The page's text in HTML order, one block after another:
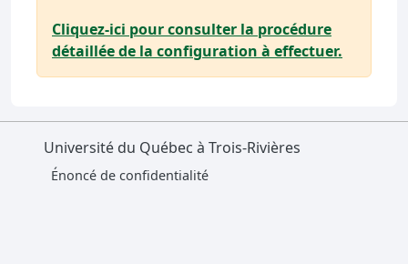
Cliquez-ici pour consulter la procédure
détaillée de la configuration à effectuer.
Université du Québec à Trois-Rivières
Énoncé de confidentialité